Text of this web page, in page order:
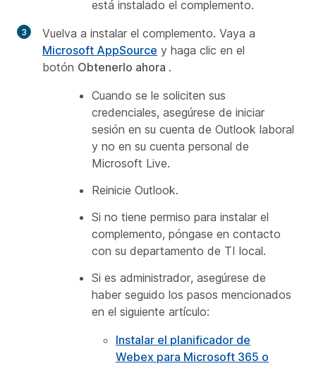
está instalado el complemento.
Vuelva a instalar el complemento. Vaya a
Microsoft AppSource y haga clic en el
botón Obtenerlo ahora .
Cuando se le soliciten sus
credenciales, asegúrese de iniciar
sesión en su cuenta de Outlook laboral
y no en su cuenta personal de
Microsoft Live.
Reinicie Outlook.
Si no tiene permiso para instalar el
complemento, póngase en contacto
con su departamento de TI local.
Si es administrador, asegúrese de
haber seguido los pasos mencionados
en el siguiente artículo:
Instalar el planificador de
Webex para Microsoft 365 o